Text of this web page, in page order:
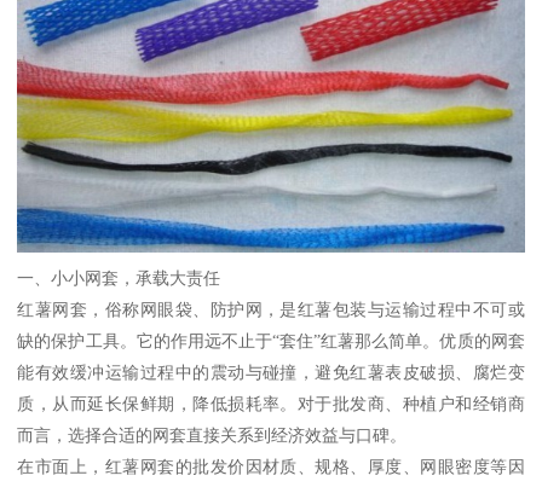
一、小小网套，承载大责任
红薯网套，俗称网眼袋、防护网，是红薯包装与运输过程中不可或
缺的保护工具。它的作用远不止于“套住”红薯那么简单。优质的网套
能有效缓冲运输过程中的震动与碰撞，避免红薯表皮破损、腐烂变
质，从而延长保鲜期，降低损耗率。对于批发商、种植户和经销商
而言，选择合适的网套直接关系到经济效益与口碑。
在市面上，红薯网套的批发价因材质、规格、厚度、网眼密度等因